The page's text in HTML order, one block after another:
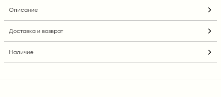
Описание
Доставка и возврат
Наличие